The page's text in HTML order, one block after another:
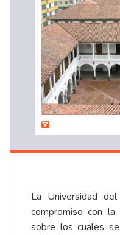
La Universidad
compromiso con
sobre los cuales